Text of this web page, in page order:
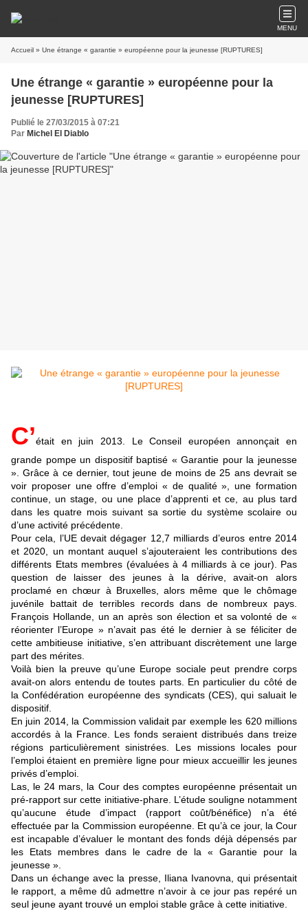
MENU
Accueil » Une étrange « garantie » européenne pour la jeunesse [RUPTURES]
Une étrange « garantie » européenne pour la
jeunesse [RUPTURES]
Publié le 27/03/2015 à 07:21
Par Michel El Diablo
C’était en juin 2013. Le Conseil européen annonçait en
grande pompe un dispositif baptisé « Garantie pour la jeunesse
». Grâce à ce dernier, tout jeune de moins de 25 ans devrait se
voir proposer une offre d’emploi « de qualité », une formation
continue, un stage, ou une place d’apprenti et ce, au plus tard
dans les quatre mois suivant sa sortie du système scolaire ou
d’une activité précédente.
Pour cela, l’UE devait dégager 12,7 milliards d’euros entre 2014
et 2020, un montant auquel s’ajouteraient les contributions des
différents Etats membres (évaluées à 4 milliards à ce jour). Pas
question de laisser des jeunes à la dérive, avait-on alors
proclamé en chœur à Bruxelles, alors même que le chômage
juvénile battait de terribles records dans de nombreux pays.
François Hollande, un an après son élection et sa volonté de «
réorienter l’Europe » n’avait pas été le dernier à se féliciter de
cette ambitieuse initiative, s’en attribuant discrètement une large
part des mérites.
Voilà bien la preuve qu’une Europe sociale peut prendre corps
avait-on alors entendu de toutes parts. En particulier du côté de
la Confédération européenne des syndicats (CES), qui saluait le
dispositif.
En juin 2014, la Commission validait par exemple les 620 millions
accordés à la France. Les fonds seraient distribués dans treize
régions particulièrement sinistrées. Les missions locales pour
l’emploi étaient en première ligne pour mieux accueillir les jeunes
privés d’emploi.
Las, le 24 mars, la Cour des comptes européenne présentait un
pré-rapport sur cette initiative-phare. L’étude souligne notamment
qu’aucune étude d’impact (rapport coût/bénéfice) n’a été
effectuée par la Commission européenne. Et qu’à ce jour, la Cour
est incapable d’évaluer le montant des fonds déjà dépensés par
les Etats membres dans le cadre de la « Garantie pour la
jeunesse ».
Dans un échange avec la presse, Iliana Ivanovna, qui présentait
le rapport, a même dû admettre n’avoir à ce jour pas repéré un
seul jeune ayant trouvé un emploi stable grâce à cette initiative.